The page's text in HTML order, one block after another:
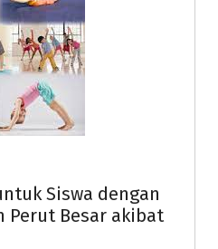
Siswa dengan
Perut Besar akibat